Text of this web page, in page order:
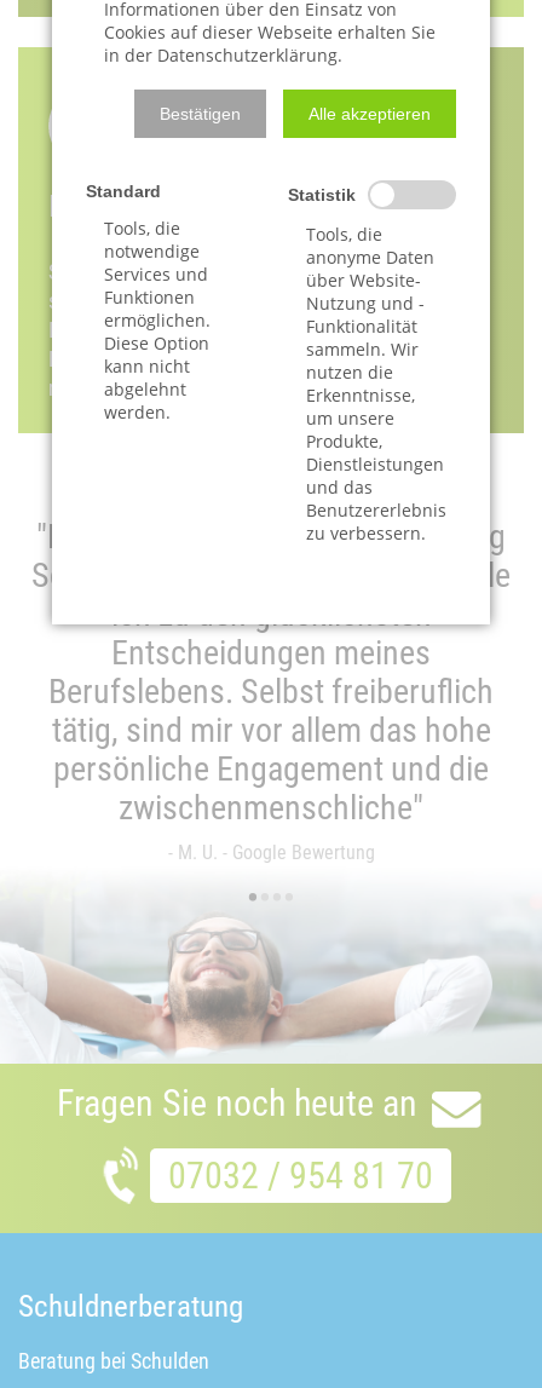
Existenzsicherung
Sie sind in einer akuten Notlage und brauchen
sofortige Hilfe - bei Kündigung der Wohnung, wenn
Ihr Konto gesperrt ist oder wenn Sie sofortige
Beratung benötigen? Erfahren Sie hier mehr oder
nehmen Sie direkt Kontakt zu uns auf.
"Mich durch die Schuldnerberatung
Schickner vertreten zu lassen, zähle
ich zu den glücklichsten
Entscheidungen meines
Berufslebens. Selbst freiberuflich
tätig, sind mir vor allem das hohe
persönliche Engagement und die
zwischenmenschliche"
- M. U. - Google Bewertung
••••
Fragen Sie noch heute an
07032 / 954 81 70
Schuldnerberatung
Beratung bei Schulden
Informationen über den Einsatz von
Cookies auf dieser Webseite erhalten Sie
in der Datenschutzerklärung.
Bestätigen Alle akzeptieren
Standard
Tools, die
notwendige
Services und
Funktionen
ermöglichen.
Diese Option
kann nicht
abgelehnt
werden.
Statistik
Tools, die
anonyme Daten
über Website-
Nutzung und -
Funktionalität
sammeln. Wir
nutzen die
Erkenntnisse,
um unsere
Produkte,
Dienstleistungen
und das
Benutzererlebnis
zu verbessern.